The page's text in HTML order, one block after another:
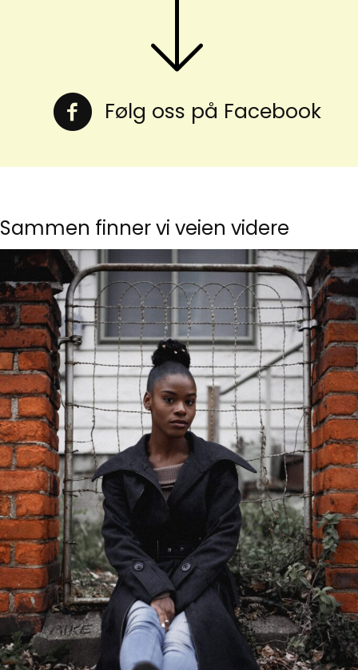
Følg oss på Facebook
Følg oss på Facebook
Sammen finner vi veien videre